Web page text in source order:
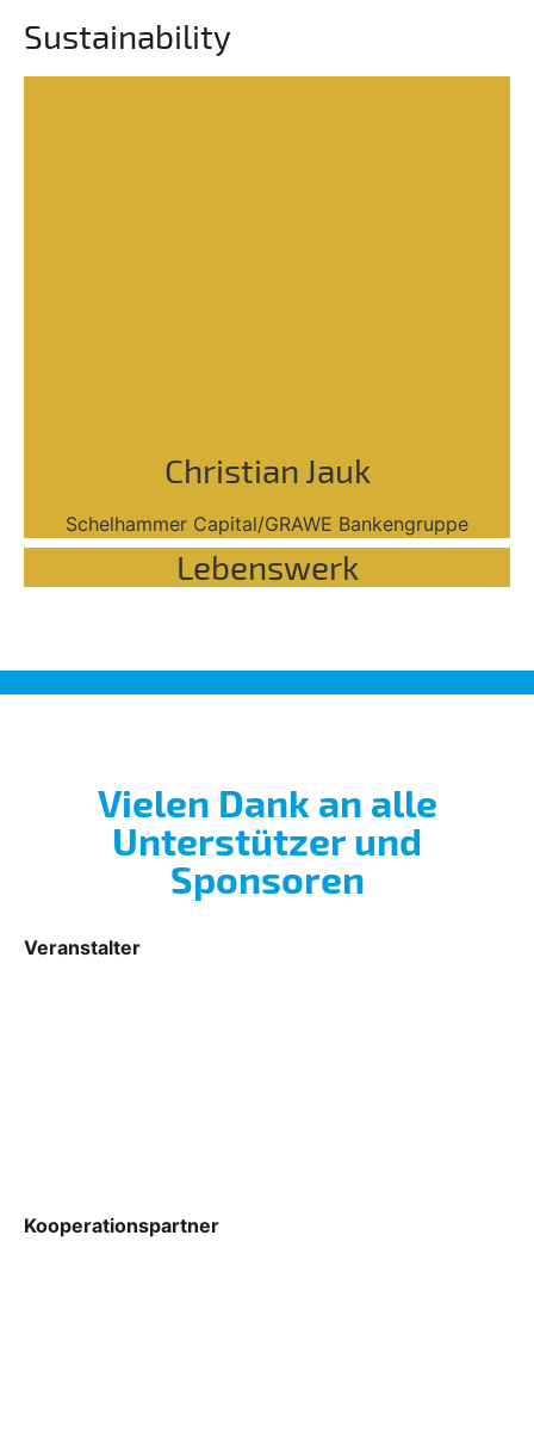
Sustainability
Christian Jauk
Schelhammer Capital/GRAWE Bankengruppe
Lebenswerk
Vielen Dank an alle
Unterstützer und
Sponsoren
Veranstalter
Kooperationspartner